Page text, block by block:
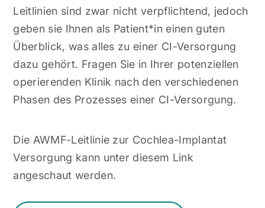
Leitlinien sind zwar nicht verpflichtend, jedoch
geben sie Ihnen als Patient*in einen guten
Überblick, was alles zu einer CI-Versorgung
dazu gehört. Fragen Sie in Ihrer potenziellen
operierenden Klinik nach den verschiedenen
Phasen des Prozesses einer CI-Versorgung.
Die AWMF-Leitlinie zur Cochlea-Implantat
Versorgung kann unter diesem Link
angeschaut werden.